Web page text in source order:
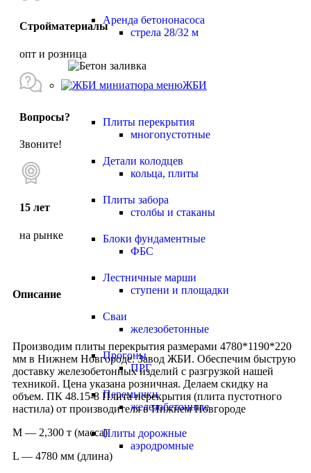
Аренда бетононасоса
стрела 28/32 м
ЖБИ
Плиты перекрытия
многопустотные
Детали колодцев
кольца, плиты
Плиты забора
столбы и стаканы
Блоки фундаментные
ФБС
Лестничные марши
ступени и площадки
Сваи
железобетонные
Прогоны
ПРГ
Перемычки
железобетонные
Плиты дорожные
аэродромные
Стройматериалы
опт и розница
Вопросы?
Звоните!
15 лет
на рынке
Описание
Производим плиты перекрытия размерами 4780*1190*220
мм в Нижнем Новгороде. Завод ЖБИ. Обеспечим быструю
доставку железобетонных изделий с разгрузкой нашей
техникой. Цена указана розничная. Делаем скидку на
объем. ПК 48.15-8 Плита перекрытия (плита пустотного
настила) от производителя в Нижнем Новгороде
М — 2,300 т (масса)
L — 4780 мм (длина)